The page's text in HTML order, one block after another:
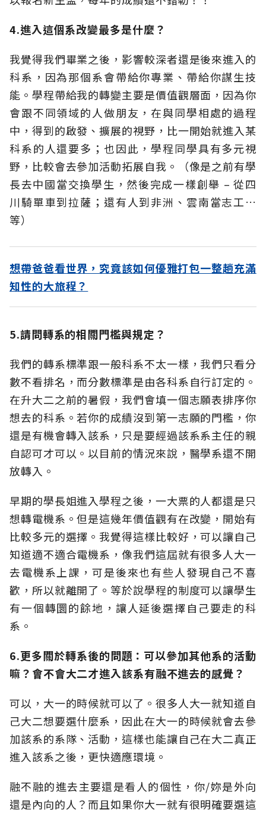
4.進入這個系改變最多是什麼？
我覺得我們畢業之後，影響較深者還是後來進入的
科系，因為那個系會帶給你專業、帶給你謀生技
能。學程帶給我的轉變主要是價值觀層面，因為你
會跟不同領域的人做朋友，在與同學相處的過程
中，得到的啟發、擴展的視野，比一開始就進入某
科系的人還要多；也因此，學程同學具有多元視
野，比較會去參加活動拓展自我。（像是之前有學
長去中國當交換學生，然後完成一樣創舉 – 從四
川騎單車到拉薩；還有人到非洲、雲南當志工…
等）
想帶爸爸看世界，究竟該如何優雅打包一整趟充滿
知性的大旅程？
5.請問轉系的相關門檻與規定？
我們的轉系標準跟一般科系不太一樣，我們只看分
數不看排名，而分數標準是由各科系自行訂定的。
在升大二之前的暑假，我們會填一個志願表排序你
想去的科系。若你的成績沒到第一志願的門檻，你
還是有機會轉入該系，只是要經過該系系主任的親
自認可才可以。以目前的情況來說，醫學系還不開
放轉入。
早期的學長姐進入學程之後，一大票的人都還是只
想轉電機系。但是這幾年價值觀有在改變，開始有
比較多元的選擇。我覺得這樣比較好，可以讓自己
知道適不適合電機系，像我們這屆就有很多人大一
去電機系上課，可是後來也有些人發現自己不喜
歡，所以就離開了。等於說學程的制度可以讓學生
有一個轉圜的餘地，讓人延後選擇自己要走的科
系。
6.更多關於轉系後的問題：可以參加其他系的活動
嘛？會不會大二才進入該系有融不進去的感覺？
可以，大一的時候就可以了。很多人大一就知道自
己大二想要選什麼系，因此在大一的時候就會去參
加該系的系隊、活動，這樣也能讓自己在大二真正
進入該系之後，更快適應環境。
融不融的進去主要還是看人的個性，你/妳是外向
還是內向的人？而且如果你大一就有很明確要選這